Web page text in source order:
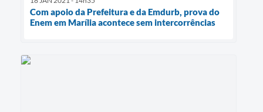
Com apoio da Prefeitura e da Emdurb, prova do
Enem em Marília acontece sem intercorrências